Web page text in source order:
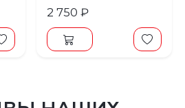
2 750 ₽